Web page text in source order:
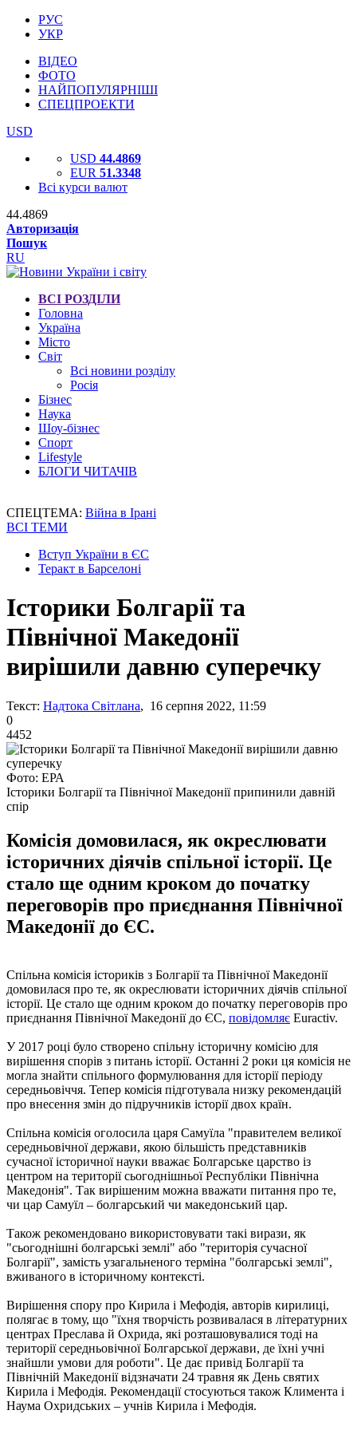
РУС
УКР
ВІДЕО
ФОТО
НАЙПОПУЛЯРНІШІ
СПЕЦПРОЕКТИ
USD
USD 44.4869
EUR 51.3348
Всі курси валют
44.4869
Авторизація
Пошук
RU
ВСІ РОЗДІЛИ
Головна
Україна
Місто
Світ
Всі новини розділу
Росія
Бізнес
Наука
Шоу-бізнес
Спорт
Lifestyle
БЛОГИ ЧИТАЧІВ
СПЕЦТЕМА: Війна в Ірані
ВСІ ТЕМИ
Вступ України в ЄС
Теракт в Барселоні
Історики Болгарії та
Північної Македонії
вирішили давню суперечку
Текст: Надтока Світлана, 16 серпня 2022, 11:59
0
4452
Фото: ЕРА
Історики Болгарії та Північної Македонії припинили давній
спір
Комісія домовилася, як окреслювати
історичних діячів спільної історії. Це
стало ще одним кроком до початку
переговорів про приєднання Північної
Македонії до ЄС.
Спільна комісія істориків з Болгарії та Північної Македонії
домовилася про те, як окреслювати історичних діячів спільної
історії. Це стало ще одним кроком до початку переговорів про
приєднання Північної Македонії до ЄС, повідомляє Euractiv.
У 2017 році було створено спільну історичну комісію для
вирішення спорів з питань історії. Останні 2 роки ця комісія не
могла знайти спільного формулювання для історії періоду
середньовіччя. Тепер комісія підготувала низку рекомендацій
про внесення змін до підручників історії двох країн.
Спільна комісія оголосила царя Самуїла "правителем великої
середньовічної держави, якою більшість представників
сучасної історичної науки вважає Болгарське царство із
центром на території сьогоднішньої Республіки Північна
Македонія". Так вирішеним можна вважати питання про те,
чи цар Самуїл – болгарський чи македонський цар.
Також рекомендовано використовувати такі вирази, як
"сьогоднішні болгарські землі" або "територія сучасної
Болгарії", замість узагальненого терміна "болгарські землі",
вживаного в історичному контексті.
Вирішення спору про Кирила і Мефодія, авторів кирилиці,
полягає в тому, що "їхня творчість розвивалася в літературних
центрах Преслава й Охрида, які розташовувалися тоді на
території середньовічної Болгарської держави, де їхні учні
знайшли умови для роботи". Це дає привід Болгарії та
Північній Македонії відзначати 24 травня як День святих
Кирила і Мефодія. Рекомендації стосуються також Климента і
Наума Охридських – учнів Кирила і Мефодія.